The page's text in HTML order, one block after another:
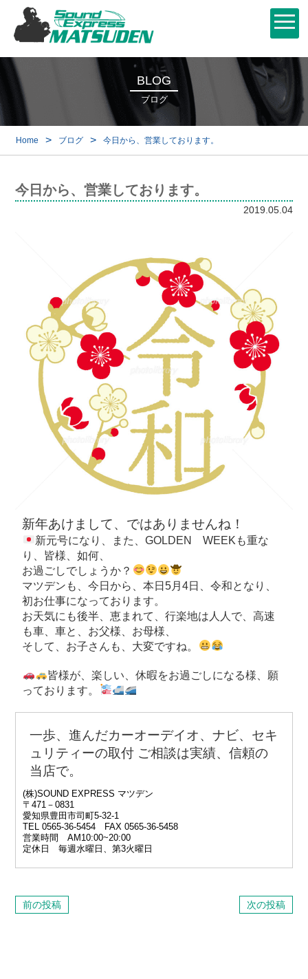
BLOG
ブログ
Home > ブログ > 今日から、営業しております。
今日から、営業しております。
2019.05.04
新年あけまして、ではありませんね！
新元号になり、また、GOLDEN WEEKも重な
り、皆様、如何、
お過ごしでしょうか？
マツデンも、今日から、本日5月4日、令和となり、
初お仕事になっております。
お天気にも後半、恵まれて、行楽地は人人で、高速
も車、車と、お父様、お母様、
そして、お子さんも、大変ですね。
皆様が、楽しい、休暇をお過ごしになる様、願
っております。
一歩、進んだカーオーデイオ、ナビ、セキ
ュリティーの取付 ご相談は実績、信頼の
当店で。
(株)SOUND EXPRESS マツデン
〒471－0831
愛知県豊田市司町5‐32‐1
TEL 0565‐36‐5454 FAX 0565-36-5458
営業時間 AM10:00~20:00
定休日 毎週水曜日、第3火曜日
次の投稿
前の投稿